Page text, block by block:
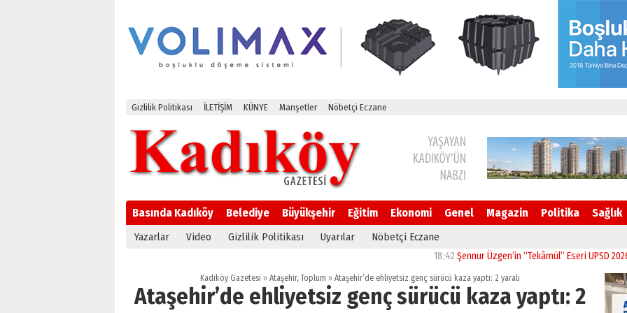
Gizlilik Politikası İLETİŞİM KÜNYE Manşetler Nöbetçi Eczane
Basında Kadıköy Belediye Büyükşehir Eğitim Ekonomi Genel Magazin Politika Sağlık
Yazarlar Video Gizlilik Politikası Uyarılar Nöbetçi Eczane
Şennur Üzgen’in “Tekâmül” Eseri UPSD 2026 Yaz
Kadıköy Gazetesi » Ataşehir,Toplum »Ataşehir’de ehliyetsiz genç sürücü kaza yaptı: 2 yaralı
Ataşehir’de ehliyetsiz genç sürücü kaza yaptı: 2